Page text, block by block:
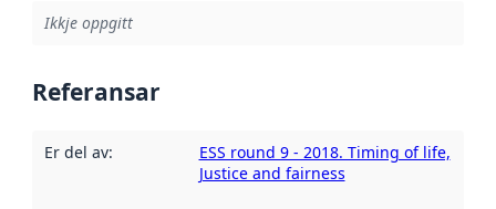
Ikkje oppgitt
Referansar
Er del av:
ESS round 9 - 2018. Timing of life,
Justice and fairness